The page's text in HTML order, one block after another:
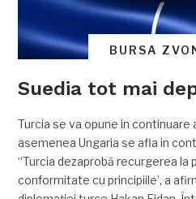
BURSA
Suedia tot mai
Turcia se va opune in continuare
asemenea Ungaria se afla in
“Turcia dezaprobă recurgerea la
conformitate cu principiile’, a